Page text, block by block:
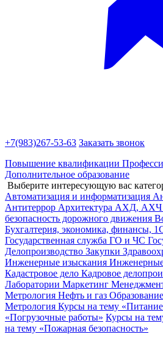
+7(983)267-53-63 Заказать звонок
Повышение квалификации
Дополнительное образование
Выберите интересующую вас
Автоматизация и информатизация
Антитеррор Архитектура АХД, АХЧ
безопасность дорожного движения
Бухгалтерия, экономика, финансы,
Государственная служба ГО и ЧС
Делопроизводство Закупки
Инженерные изыскания
Кадастровое дело Кадровое
Лаборатории Маркетинг
Метрология Нефть и газ Образование
Метрология Курсы на тему
«Погрузочные работы» Курсы на
на тему «Пожарная безопасность»